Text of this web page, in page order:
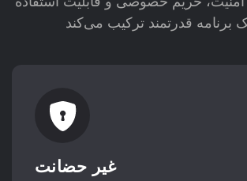
غیر حضانت